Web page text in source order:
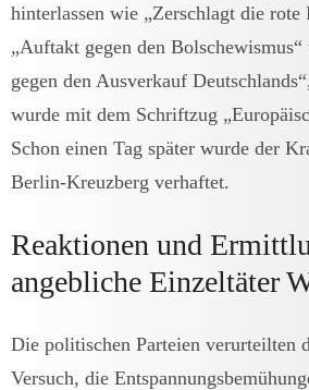
hinterlassen wie „Zerschlagt die rote
„Auftakt gegen den Bolschewismus“
gegen den Ausverkauf
wurde mit dem Schriftzug
Schon einen Tag später wurde der
Berlin-Kreuzberg verhaftet.
Reaktionen und
angebliche Einzeltäter
Die politischen Parteien verurteilten
Versuch, die